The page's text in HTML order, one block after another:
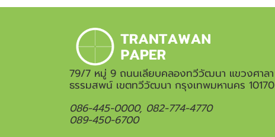
79/7 หมู่ 9 ถนนเลียบคลองทวีวัฒนา แขวงศาลา
ธรรมสพน์ เขตทวีวัฒนา กรุงเทพมหานคร 10170
086-445-0000, 082-774-4770
089-450-6700